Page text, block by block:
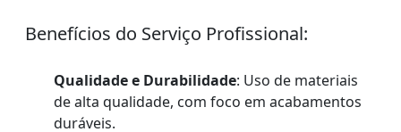
Benefícios do Serviço Profissional:
Qualidade e Durabilidade: Uso de materiais
de alta qualidade, com foco em acabamentos
duráveis.